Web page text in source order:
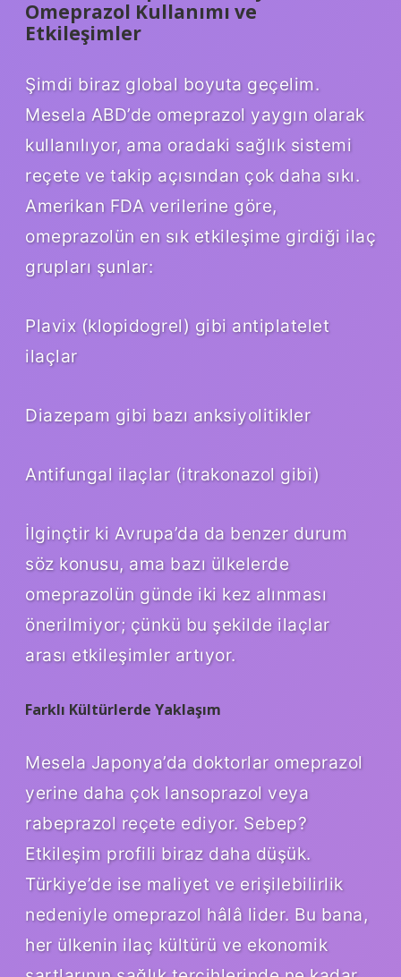
Omeprazol Kullanımı ve
Etkileşimler
Şimdi biraz global boyuta geçelim.
Mesela ABD’de omeprazol yaygın olarak
kullanılıyor, ama oradaki sağlık sistemi
reçete ve takip açısından çok daha sıkı.
Amerikan FDA verilerine göre,
omeprazolün en sık etkileşime girdiği ilaç
grupları şunlar:
Plavix (klopidogrel) gibi antiplatelet
ilaçlar
Diazepam gibi bazı anksiyolitikler
Antifungal ilaçlar (itrakonazol gibi)
İlginçtir ki Avrupa’da da benzer durum
söz konusu, ama bazı ülkelerde
omeprazolün günde iki kez alınması
önerilmiyor; çünkü bu şekilde ilaçlar
arası etkileşimler artıyor.
Farklı Kültürlerde Yaklaşım
Mesela Japonya’da doktorlar omeprazol
yerine daha çok lansoprazol veya
rabeprazol reçete ediyor. Sebep?
Etkileşim profili biraz daha düşük.
Türkiye’de ise maliyet ve erişilebilirlik
nedeniyle omeprazol hâlâ lider. Bu bana,
her ülkenin ilaç kültürü ve ekonomik